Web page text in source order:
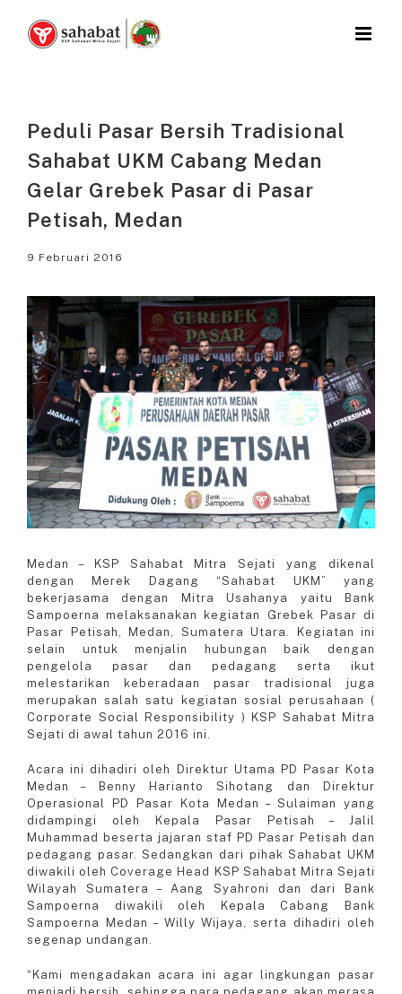
content
Peduli Pasar Bersih Tradisional
Sahabat UKM Cabang Medan
Gelar Grebek Pasar di Pasar
Petisah, Medan
9 Februari 2016
View
Larger
Image
Medan – KSP Sahabat Mitra Sejati yang dikenal
dengan Merek Dagang “Sahabat UKM” yang
bekerjasama dengan Mitra Usahanya yaitu Bank
Sampoerna melaksanakan kegiatan Grebek Pasar di
Pasar Petisah, Medan, Sumatera Utara. Kegiatan ini
selain untuk menjalin hubungan baik dengan
pengelola pasar dan pedagang serta ikut
melestarikan keberadaan pasar tradisional juga
merupakan salah satu kegiatan sosial perusahaan (
Corporate Social Responsibility ) KSP Sahabat Mitra
Sejati di awal tahun 2016 ini.
Acara ini dihadiri oleh Direktur Utama PD Pasar Kota
Medan – Benny Harianto Sihotang dan Direktur
Operasional PD Pasar Kota Medan – Sulaiman yang
didampingi oleh Kepala Pasar Petisah – Jalil
Muhammad beserta jajaran staf PD Pasar Petisah dan
pedagang pasar. Sedangkan dari pihak Sahabat UKM
diwakili oleh Coverage Head KSP Sahabat Mitra Sejati
Wilayah Sumatera – Aang Syahroni dan dari Bank
Sampoerna diwakili oleh Kepala Cabang Bank
Sampoerna Medan – Willy Wijaya, serta dihadiri oleh
segenap undangan.
“Kami mengadakan acara ini agar lingkungan pasar